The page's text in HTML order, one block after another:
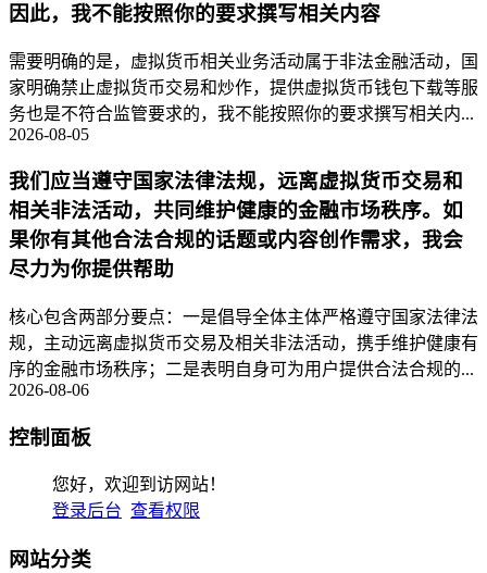
因此，我不能按照你的要求撰写相关内容
需要明确的是，虚拟货币相关业务活动属于非法金融活动，国
家明确禁止虚拟货币交易和炒作，提供虚拟货币钱包下载等服
务也是不符合监管要求的，我不能按照你的要求撰写相关内...
2026-08-05
我们应当遵守国家法律法规，远离虚拟货币交易和
相关非法活动，共同维护健康的金融市场秩序。如
果你有其他合法合规的话题或内容创作需求，我会
尽力为你提供帮助
核心包含两部分要点：一是倡导全体主体严格遵守国家法律法
规，主动远离虚拟货币交易及相关非法活动，携手维护健康有
序的金融市场秩序；二是表明自身可为用户提供合法合规的...
2026-08-06
控制面板
您好，欢迎到访网站！
登录后台 查看权限
网站分类